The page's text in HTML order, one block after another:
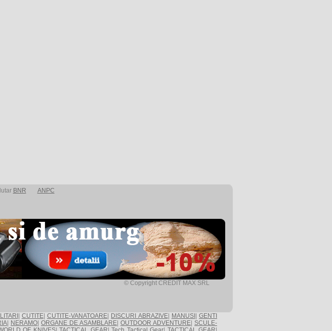
BNR
ANPC
© Copyright CREDIT MAX SRL
CUTITE| CUTITE-VANATOARE DISCURI ABRAZIVE| MANUSI
GENTI
NERAMO ORGANE DE ASAMBLARE OUTDOOR ADVENTURE SCULE-